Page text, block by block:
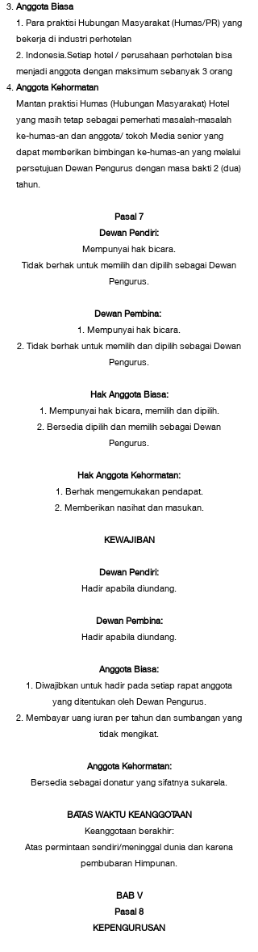
Anggota Biasa
​1. Para praktisi Hubungan Masyarakat (Humas/PR) yang
bekerja di industri perhotelan
​2. Indonesia.Setiap hotel / perusahaan perhotelan bisa
menjadi anggota dengan maksimum sebanyak 3 orang
Anggota Kehormatan
Mantan praktisi Humas (Hubungan Masyarakat) Hotel
yang masih tetap sebagai pemerhati masalah-masalah
ke-humas-an dan anggota/ tokoh Media senior yang
dapat memberikan bimbingan ke-humas-an yang melalui
persetujuan Dewan Pengurus dengan masa bakti 2 (dua)
tahun.
Pasal 7
Dewan Pendiri:
Mempunyai hak bicara.
Tidak berhak untuk memilih dan dipilih sebagai Dewan
Pengurus.
Dewan Pembina:
1. Mempunyai hak bicara.
2. Tidak berhak untuk memilih dan dipilih sebagai Dewan
Pengurus.
Hak Anggota Biasa:
1. Mempunyai hak bicara, memilih dan dipilih.
2. Bersedia dipilih dan memilih sebagai Dewan
Pengurus.
Hak Anggota Kehormatan:
1. Berhak mengemukakan pendapat.
2. Memberikan nasihat dan masukan.
KEWAJIBAN
Dewan Pendiri:
Hadir apabila diundang.
Dewan Pembina:
Hadir apabila diundang.
Anggota Biasa:
1. Diwajibkan untuk hadir pada setiap rapat anggota
yang ditentukan oleh Dewan Pengurus.
2. Membayar uang iuran per tahun dan sumbangan yang
tidak mengikat.
Anggota Kehormatan:
Bersedia sebagai donatur yang sifatnya sukarela.
BATAS WAKTU KEANGGOTAAN
Keanggotaan berakhir:
Atas permintaan sendiri/meninggal dunia dan karena
pembubaran Himpunan.
BAB V
Pasal 8
KEPENGURUSAN